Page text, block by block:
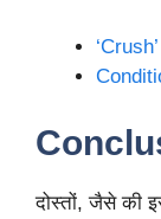
दोस्तों, जैसे की